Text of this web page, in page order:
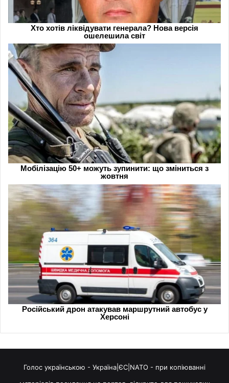
Голос українською - Україна|ЄС|NATO - при копіюванні